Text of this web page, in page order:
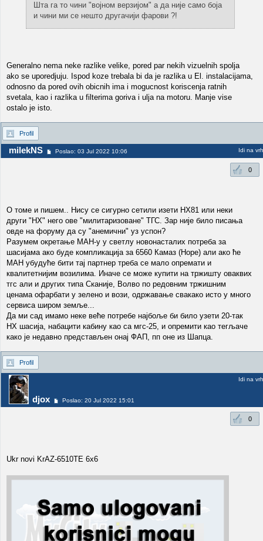
Шта га то чини "војном верзијом" а да није само боја
и чини ми се нешто другачији фарови ?!
Generalno nema neke razlike velike, pored par nekih vizuelnih spolja
ako se uporedjuju. Ispod koze trebala bi da je razlika u El. instalacijama,
odnosno da pored ovih obicnih ima i mogucnost koriscenja ratnih
svetala, kao i razlika u filterima goriva i ulja na motoru. Manje vise
ostalo je isto.
Profil
milekNS Poslao: 03 Jul 2022 10:06 Idi na vrh
0
О томе и пишем.. Нису се сигурно сетили изети HX81 или неки
други "НХ" него ове "милитаризоване" ТГС. Зар није било писања
овде на форуму да су "анемични" уз успон?
Разумем окретање МАН-у у светлу новонасталих потреба за
шасијама ако буде компликација за 6560 Камаз (Норе) али ако ће
МАН убудуће бити тај партнер треба се мало опремати и
квалитетнијим возилима. Иначе се може купити на тржишту оваквих
тгс али и других типа Сканије, Волво по редовним тржишним
ценама офарбати у зелено и вози, одржавање свакако исто у много
сервиса широм земље...
Да ми сад имамо неке веће потребе најбоље би било узети 20-так
НХ шасија, набацити кабину као са мгс-25, и опремити као тегљаче
како је недавно представљен онај ФАП, пп оне из Шапца.
Profil
djox Poslao: 20 Jul 2022 15:01
Idi na vrh
0
Ukr novi KrAZ-6510TE 6x6